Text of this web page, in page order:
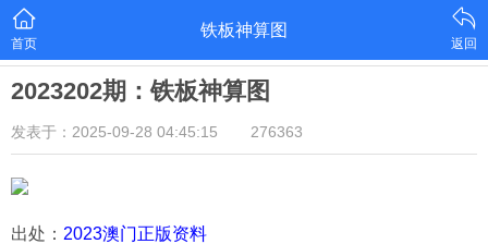
首页
铁板神算图
返回
2023202期：铁板神算图
发表于：2025-09-28 04:45:15 276363
出处： 2023澳门正版资料